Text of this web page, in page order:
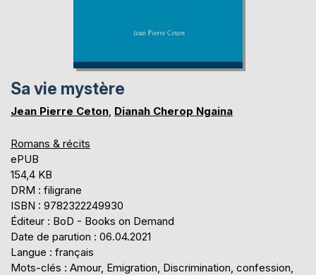
Sa vie mystère
Jean Pierre Ceton, Dianah Cherop Ngaina
Romans & récits
ePUB
154,4 KB
DRM : filigrane
ISBN : 9782322249930
Éditeur : BoD - Books on Demand
Date de parution : 06.04.2021
Langue : français
Mots-clés : Amour, Emigration, Discrimination, confession,